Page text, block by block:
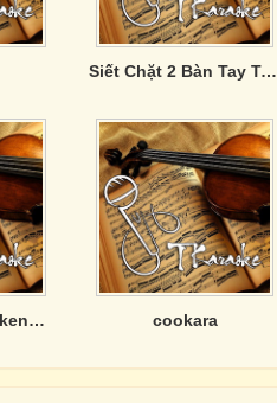
Siết Chặt 2 Bàn Tay Trắng
Than onsale weekend 8/20 cookara